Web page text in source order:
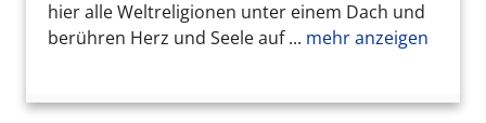
hier alle Weltreligionen unter einem Dach und
berühren Herz und Seele auf ... mehr anzeigen